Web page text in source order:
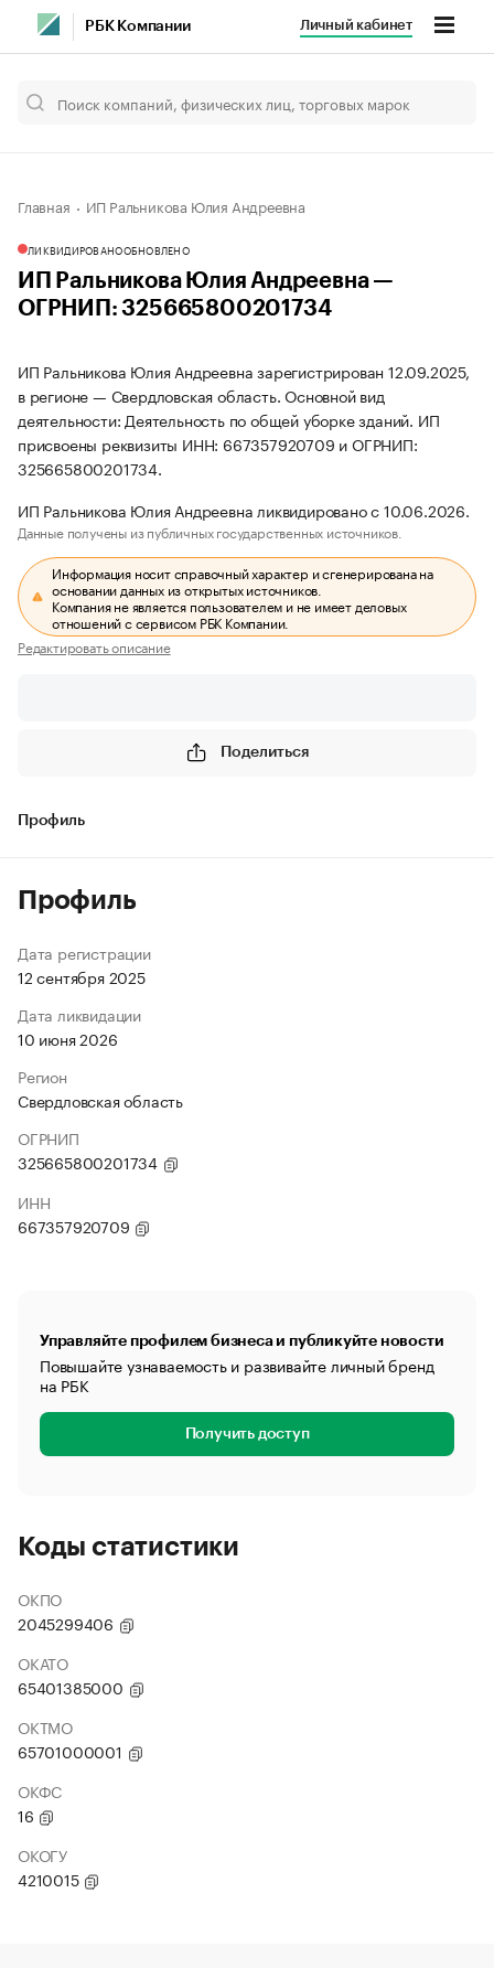
РБК Компании Личный кабинет
Главная ИП Ральникова Юлия Андреевна
ЛИКВИДИРОВАНООБНОВЛЕНО
ИП Ральникова Юлия Андреевна —
ОГРНИП: 325665800201734
ИП Ральникова Юлия Андреевна зарегистрирован 12.09.2025,
в регионе — Свердловская область. Основной вид
деятельности: Деятельность по общей уборке зданий. ИП
присвоены реквизиты ИНН: 667357920709 и ОГРНИП:
325665800201734.
ИП Ральникова Юлия Андреевна ликвидировано с 10.06.2026.
Данные получены из публичных государственных источников.
Информация носит справочный характер и сгенерирована на
основании данных из открытых источников.
Компания не является пользователем и не имеет деловых
отношений с сервисом РБК Компании.
Редактировать описание
Поделиться
Профиль
Профиль
Дата регистрации
12 сентября 2025
Дата ликвидации
10 июня 2026
Регион
Свердловская область
ОГРНИП
325665800201734
ИНН
667357920709
Управляйте профилем бизнеса и публикуйте новости
Повышайте узнаваемость и развивайте личный бренд
на РБК
Получить доступ
Коды статистики
ОКПО
2045299406
ОКАТО
65401385000
ОКТМО
65701000001
ОКФС
16
ОКОГУ
4210015